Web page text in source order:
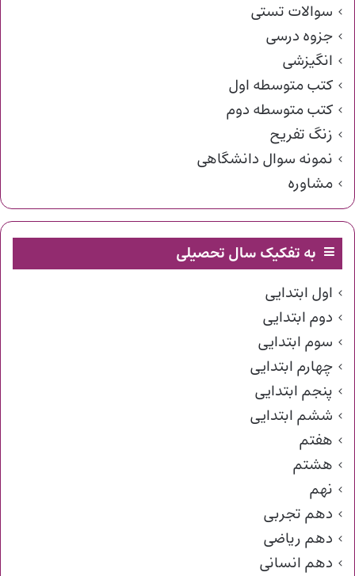
سوالات تستی
جزوه درسی
انگیزشی
کتب متوسطه اول
کتب متوسطه دوم
زنگ تفریح
نمونه سوال دانشگاهی
مشاوره
به تفکیک سال تحصیلی
اول ابتدایی
دوم ابتدایی
سوم ابتدایی
چهارم ابتدایی
پنجم ابتدایی
ششم ابتدایی
هفتم
هشتم
نهم
دهم تجربی
دهم ریاضی
دهم انسانی